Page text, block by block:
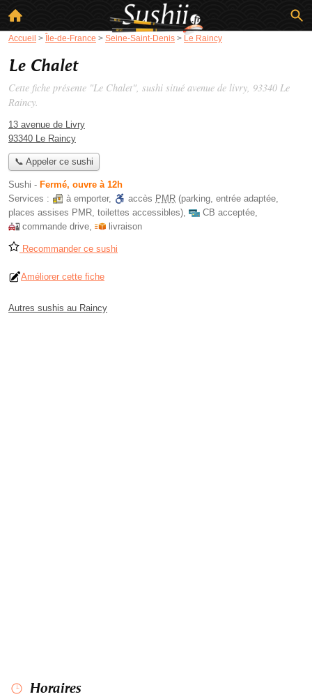
Accueil > Île-de-France > Seine-Saint-Denis > Le Raincy
Le Chalet
Cette fiche présente "Le Chalet", sushi situé avenue de livry, 93340 Le
Raincy.
13 avenue de Livry
93340 Le Raincy
📞 Appeler ce sushi
Sushi - Fermé, ouvre à 12h
Services :
à emporter, accès PMR (parking, entrée adaptée,
places assises PMR, toilettes accessibles), CB acceptée,
commande drive, livraison
Recommander ce sushi
Améliorer cette fiche
Autres sushis au Raincy
Horaires